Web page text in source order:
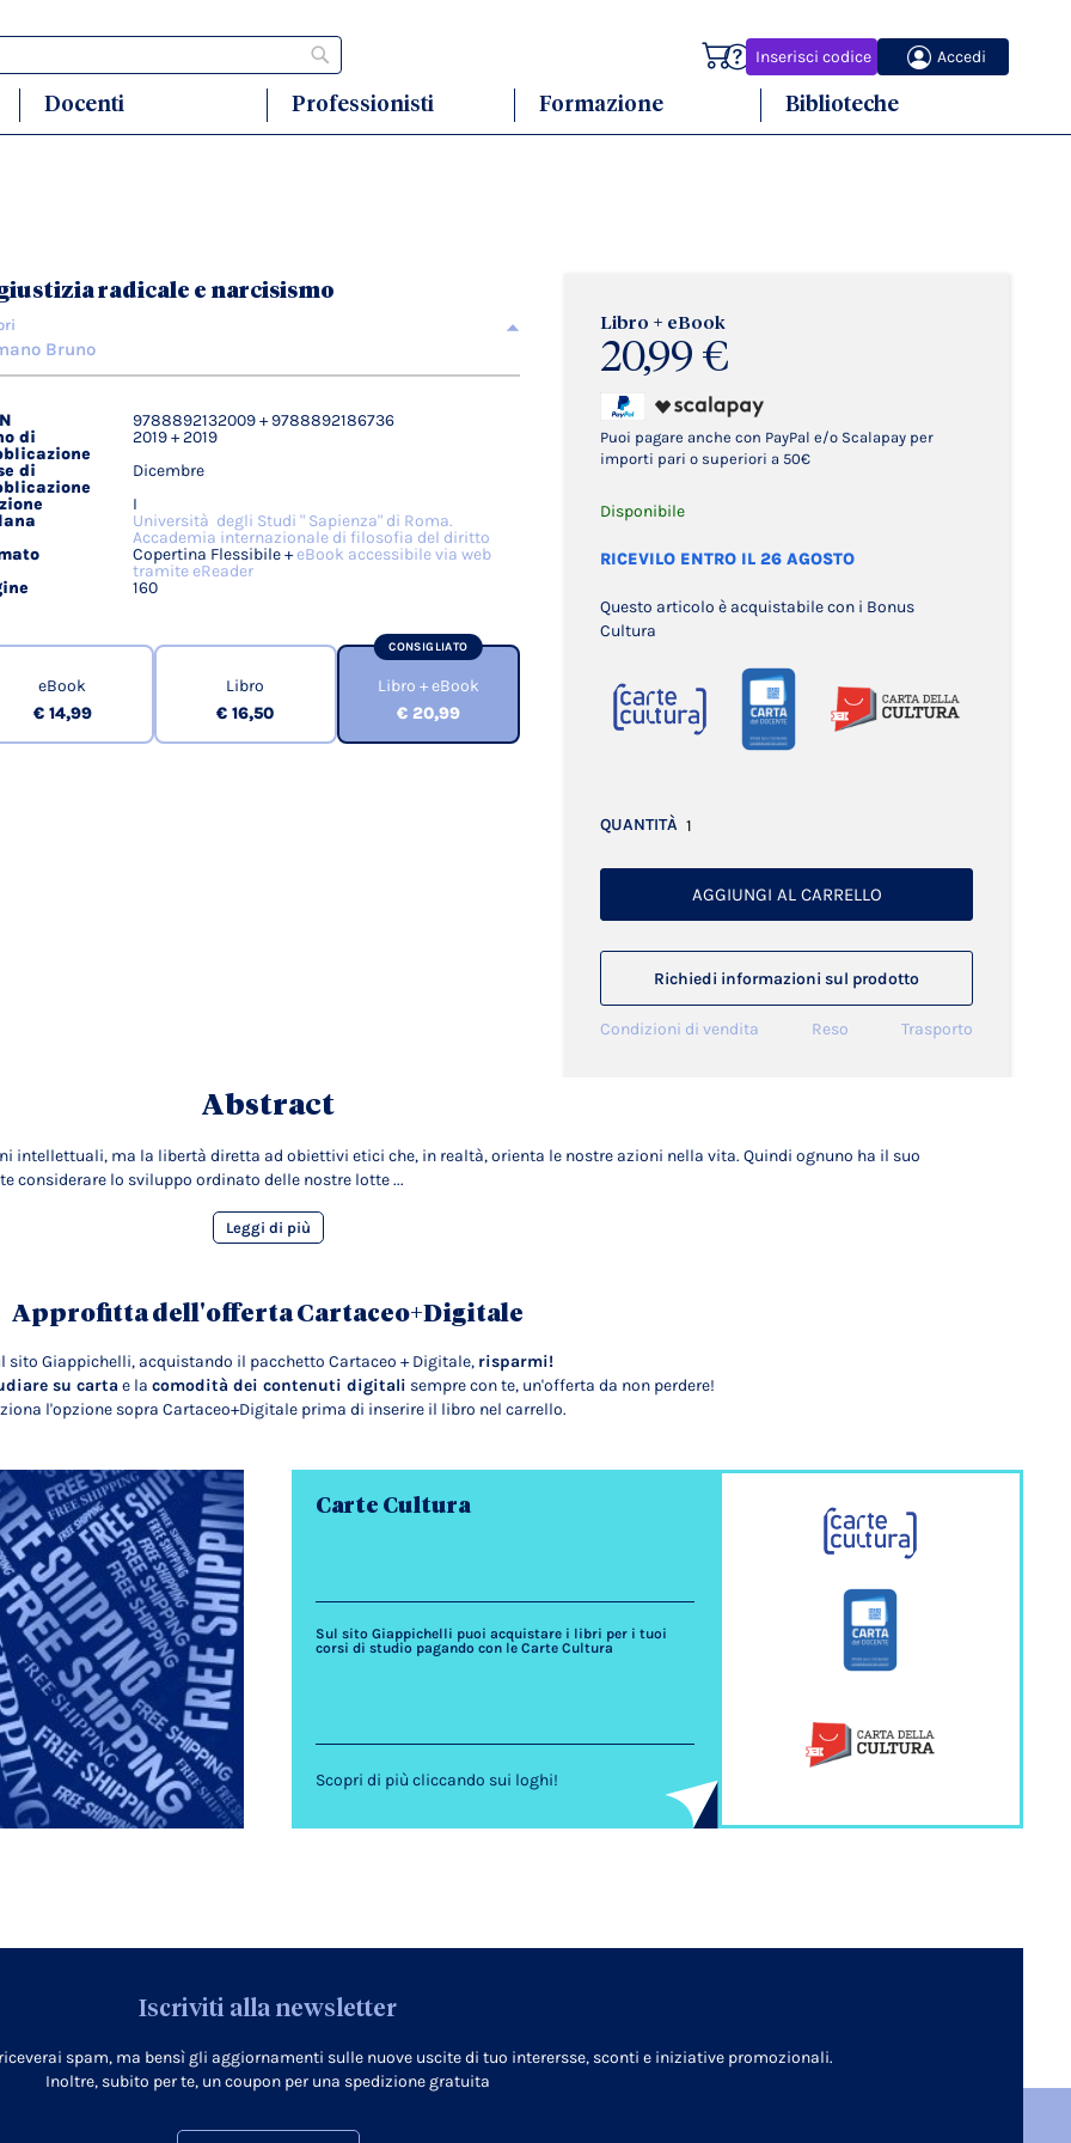
Inserisci codice Accedi
Carrello
Docenti Professionisti Formazione Biblioteche
Libro + eBook
20,99 €
Puoi pagare anche con PayPal e/o Scalapay per
importi pari o superiori a 50€
Disponibile
RICEVILO ENTRO IL 26 AGOSTO
Questo articolo è acquistabile con i Bonus
Cultura
QUANTITÀ
AGGIUNGI AL CARRELLO
Richiedi informazioni sul prodotto
Condizioni di vendita Reso Trasporto
radicale e narcisismo
Bruno
9788892132009 + 9788892186736
di
2019 + 2019
di
Dicembre
I
Università degli Studi " Sapienza" di Roma.
Accademia internazionale di filosofia del diritto
Copertina Flessibile +eBook accessibile via web
tramite eReader
160
eBook
€ 14,99
Libro
€ 16,50
CONSIGLIATO
Libro + eBook
€ 20,99
Abstract
intellettuali, ma la libertà diretta ad obiettivi etici che, in realtà, orienta le nostre azioni nella vita. Quindi ognuno ha il suo
considerare lo sviluppo ordinato delle nostre lotte ...
Leggi di più
Approfitta dell'offerta Cartaceo+Digitale
sito Giappichelli, acquistando il pacchetto Cartaceo + Digitale, risparmi!
su carta e la comodità dei contenuti digitali sempre con te, un'offerta da non perdere!
l'opzione sopra Cartaceo+Digitale prima di inserire il libro nel carrello.
Carte Cultura
Sul sito Giappichelli puoi acquistare i libri per i tuoi
corsi di studio pagando con le Carte Cultura
Scopri di più cliccando sui loghi!
Iscriviti alla newsletter
spam, ma bensì gli aggiornamenti sulle nuove uscite di tuo interersse, sconti e iniziative promozionali.
Inoltre, subito per te, un coupon per una spedizione gratuita